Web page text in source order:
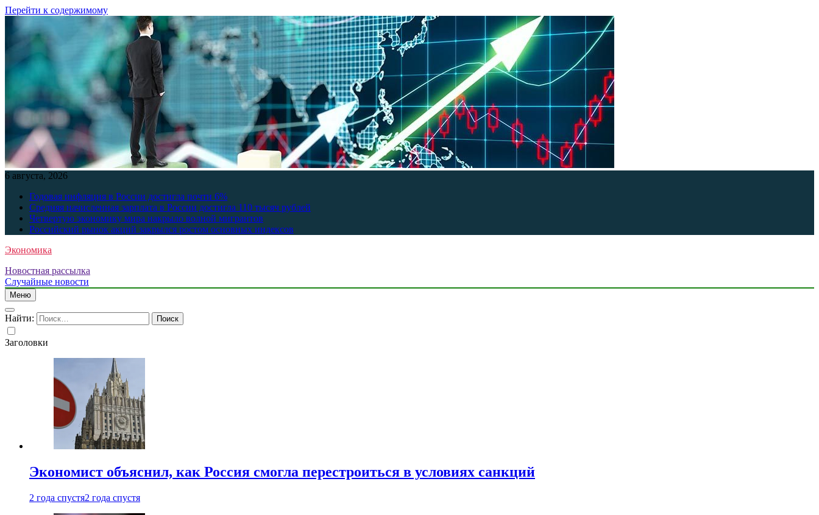
Перейти к содержимому
6 августа, 2026
Годовая инфляция в России достигла почти 6%
Средняя начисленная зарплата в России достигла 110 тысяч рублей
Четвертую экономику мира накрыло волной мигрантов
Российский рынок акций закрылся ростом основных индексов
Экономика
Новостная рассылка
Случайные новости
Меню
Найти:
Заголовки
Экономист объяснил, как Россия смогла перестроиться в условиях санкций
2 года спустя2 года спустя